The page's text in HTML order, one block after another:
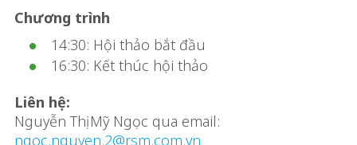
Chương trình
14:30: Hội thảo bắt đầu
16:30: Kết thúc hội thảo
Liên hệ:
Nguyễn Thị Mỹ Ngọc qua email:
ngoc.nguyen.2@rsm.com.vn